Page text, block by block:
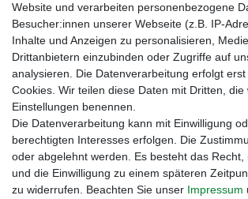
Zahlungsmöglichkeiten
Website und verarbeiten personenbezogene
Besucher:innen unserer Webseite (z.B. IP-
Inhalte und Anzeigen zu personalisieren,
Drittanbietern einzubinden oder Zugriffe auf
analysieren. Die Datenverarbeitung erfolgt
Cookies. Wir teilen diese Daten mit Dritten, die
Einstellungen benennen.
Die Datenverarbeitung kann mit Einwilligung
berechtigten Interesses erfolgen. Die
oder abgelehnt werden. Es besteht das Recht,
und die Einwilligung zu einem späteren
zu widerrufen. Beachten Sie unser Impressum